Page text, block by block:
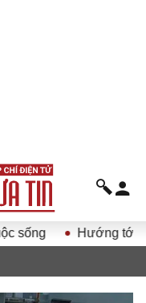
Hướng tới Đại hội